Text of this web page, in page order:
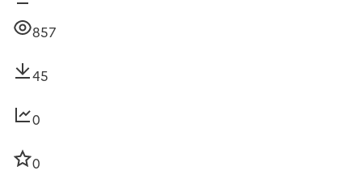
857
45
0
0